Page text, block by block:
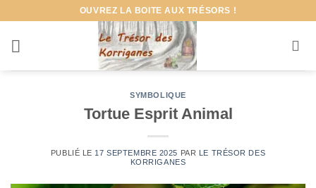
contenu
OUVREZ LA BOITE AUX TRÉSORS !
SYMBOLIQUE
Tortue Esprit Animal
PUBLIÉ LE 17 SEPTEMBRE 2025 PAR LE TRÉSOR DES
KORRIGANES